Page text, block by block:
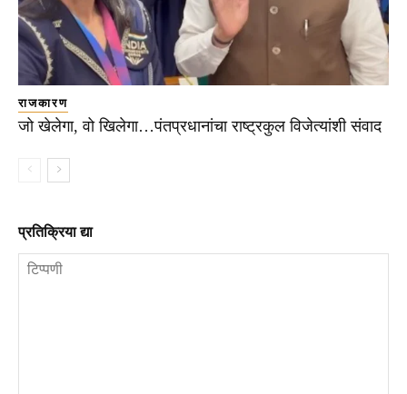
राजकारण
जो खेलेगा, वो खिलेगा…पंतप्रधानांचा राष्ट्रकुल विजेत्यांशी संवाद
प्रतिक्रिया द्या